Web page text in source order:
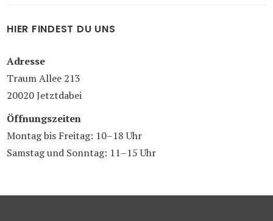
HIER FINDEST DU UNS
Adresse
Traum Allee 213
20020 Jetztdabei
Öffnungszeiten
Montag bis Freitag: 10–18 Uhr
Samstag und Sonntag: 11–15 Uhr